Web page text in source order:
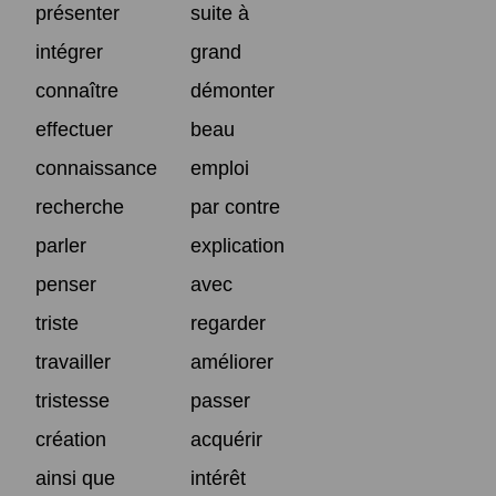
présenter
suite à
intégrer
grand
connaître
démonter
effectuer
beau
connaissance
emploi
recherche
par contre
parler
explication
penser
avec
triste
regarder
travailler
améliorer
tristesse
passer
création
acquérir
ainsi que
intérêt